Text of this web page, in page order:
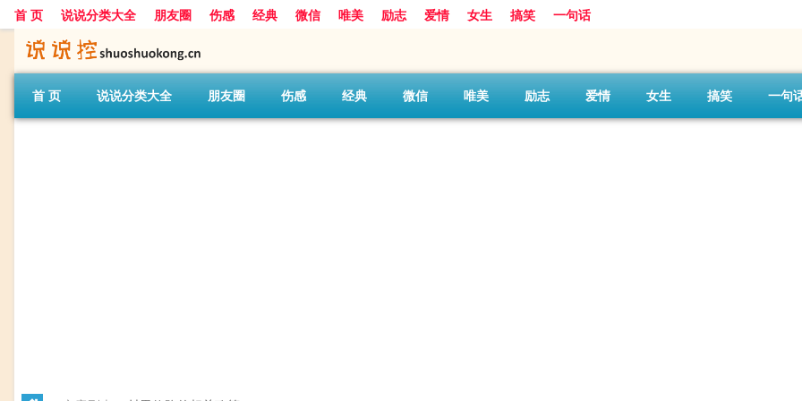
首 页 说说分类大全 朋友圈 伤感 经典 微信 唯美 励志 爱情 女生 搞笑 一句话
首 页 说说分类大全 朋友圈 伤感 经典 微信 唯美 励志 爱情 女生 搞笑 一句